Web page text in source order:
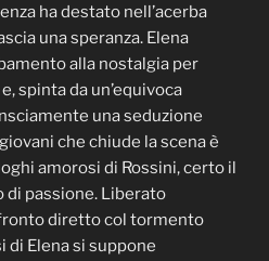
ha destato nell’acerba
una speranza. Elena
alla nostalgia per
spinta da un’equivoca
una seduzione
che chiude la scena è
amorosi di Rossini, certo il
di passione. Liberato
diretto col tormento
di Elena si suppone